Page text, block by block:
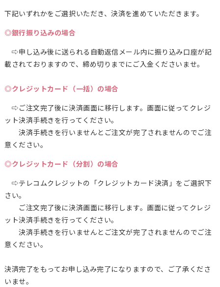
下記いずれかをご選択いただき、決済を進めていただきます。
◎銀行振り込みの場合
⇨申し込み後に送られる自動返信メール内に振り込み口座が記
載されておりますので、締め切りまでにご入金くださいませ。
◎クレジットカード（一括）の場合
⇨ご注文完了後に決済画面に移行します。画面に従ってクレジ
ット決済手続きを行ってください。
決済手続きを行いませんとご注文が完了されませんのでご注
意ください。
◎クレジットカード（分割）の場合
⇨テレコムクレジットの「クレジットカード決済」をご選択下
さい。
ご注文完了後に決済画面に移行します。画面に従ってクレジ
ット決済手続きを行ってください。
決済手続きを行いませんとご注文が完了されませんのでご注
意ください。
決済完了をもってお申し込み完了になりますので、ご了承くださ
いませ。